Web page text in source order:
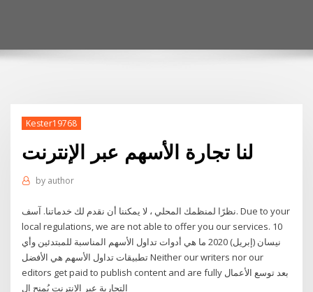
Kester19768
لنا تجارة الأسهم عبر الإنترنت
by author
نظرًا لمنظمك المحلي ، لا يمكننا أن نقدم لك خدماتنا. آسف. Due to your
local regulations, we are not able to offer you our services. 10
نيسان (إبريل) 2020 ما هي أدوات تداول الأسهم المناسبة للمبتدئين وأي
تطبيقات تداول الأسهم هي الأفضل Neither our writers nor our
editors get paid to publish content and are fully بعد توسع الأعمال
التجارية عبر الإنترنت يُمنح ال